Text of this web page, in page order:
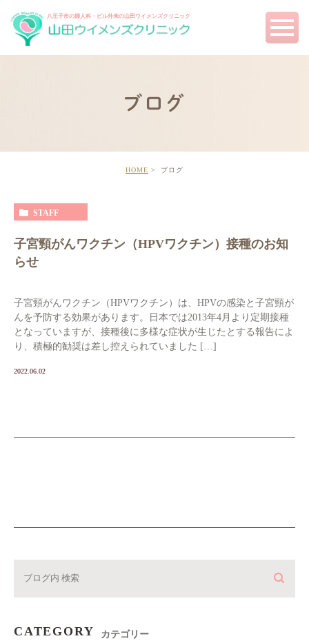
八王子市の婦人科・ピル外来の山田ウイメンズクリニック
ブログ
HOME ブログ
STAFF
子宮頸がんワクチン（HPVワクチン）接種のお知
らせ
子宮頸がんワクチン（HPVワクチン）は、HPVの感染と子宮頸が
んを予防する効果があります。日本では2013年4月より定期接種
となっていますが、接種後に多様な症状が生じたとする報告によ
り、積極的勧奨は差し控えられていました […]
2022.06.02
CATEGORY カテゴリー